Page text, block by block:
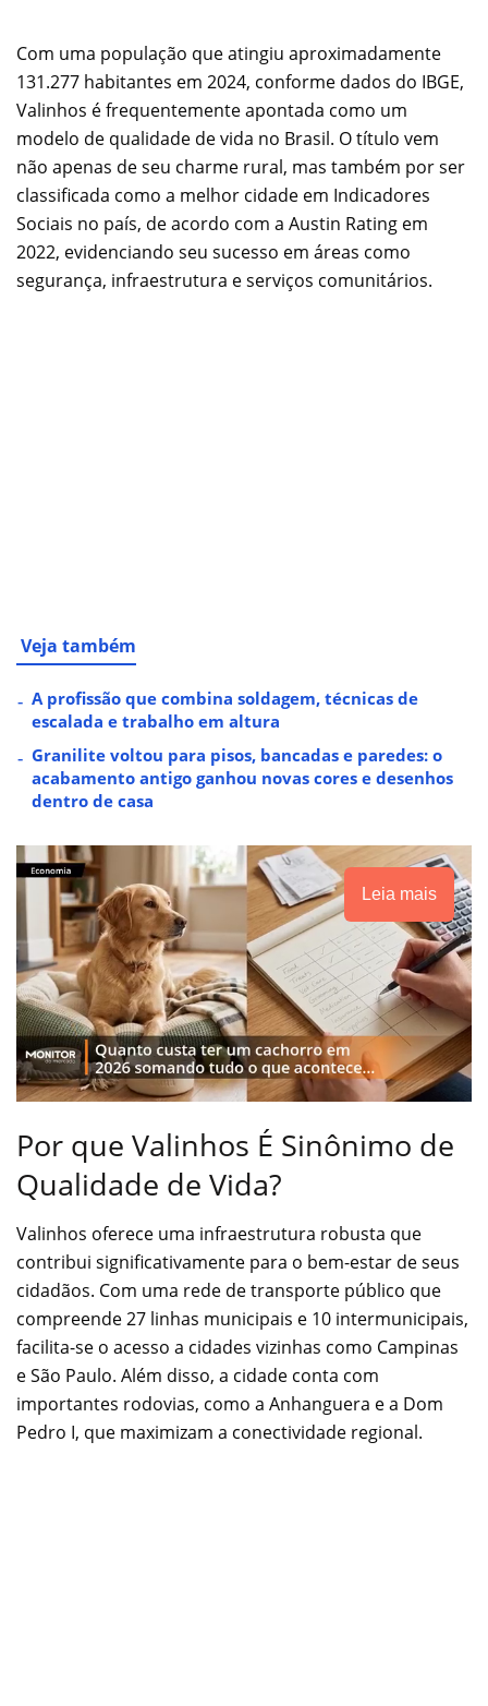
Com uma população que atingiu aproximadamente
131.277 habitantes em 2024, conforme dados do IBGE,
Valinhos é frequentemente apontada como um
modelo de qualidade de vida no Brasil. O título vem
não apenas de seu charme rural, mas também por ser
classificada como a melhor cidade em Indicadores
Sociais no país, de acordo com a Austin Rating em
2022, evidenciando seu sucesso em áreas como
segurança, infraestrutura e serviços comunitários.
Veja também
A profissão que combina soldagem, técnicas de
escalada e trabalho em altura
Granilite voltou para pisos, bancadas e paredes: o
acabamento antigo ganhou novas cores e desenhos
dentro de casa
Leia mais
Por que Valinhos É Sinônimo de
Qualidade de Vida?
Valinhos oferece uma infraestrutura robusta que
contribui significativamente para o bem-estar de seus
cidadãos. Com uma rede de transporte público que
compreende 27 linhas municipais e 10 intermunicipais,
facilita-se o acesso a cidades vizinhas como Campinas
e São Paulo. Além disso, a cidade conta com
importantes rodovias, como a Anhanguera e a Dom
Pedro I, que maximizam a conectividade regional.